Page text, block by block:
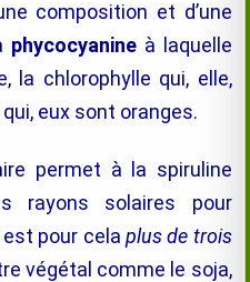
composition et d’une
phycocyanine à laquelle
la chlorophylle qui, elle,
eux sont oranges.
permet à la spiruline
rayons solaires pour
est pour cela plus de trois
végétal comme le soja,